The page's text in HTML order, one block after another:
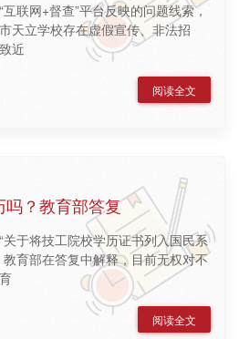
联网+督查”平台反映的问题线索，
天立学校存在虚假宣传、非法招
近
阅读全文
？教育部答复
于将技工院校学历证书列入国民系
育部在答复中解释，目前无权对不
阅读全文